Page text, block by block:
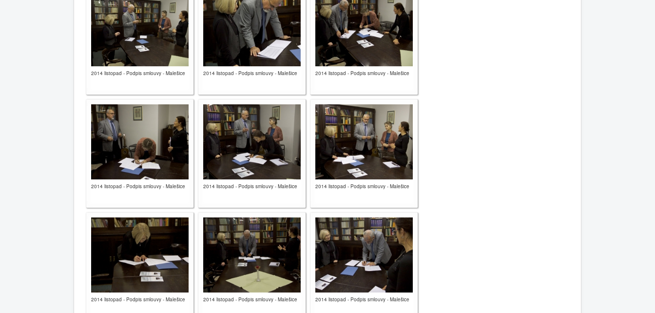
2014 listopad - Podpis smlouvy - Malešice 2014 listopad - Podpis smlouvy - Malešice 2014 listopad - Podpis smlouvy - Malešice
2014 listopad - Podpis smlouvy - Malešice 2014 listopad - Podpis smlouvy - Malešice 2014 listopad - Podpis smlouvy - Malešice
2014 listopad - Podpis smlouvy - Malešice 2014 listopad - Podpis smlouvy - Malešice 2014 listopad - Podpis smlouvy - Malešice